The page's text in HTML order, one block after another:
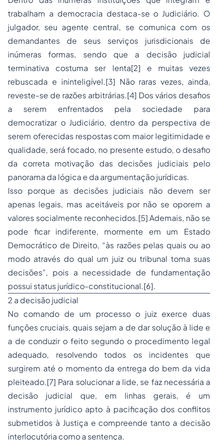
trabalham a democracia destaca-se o Judiciário. O
julgador, seu agente central, se comunica com os
demandantes de seus serviços jurisdicionais de
inúmeras formas, sendo que a decisão judicial
terminativa costuma ser lenta[2] e muitas vezes
rebuscada e ininteligível.[3] Não raras vezes, ainda,
reveste-se de razões arbitrárias.[4] Dos vários desafios
a serem enfrentados pela sociedade para
democratizar o Judiciário, dentro da perspectiva de
serem oferecidas respostas com maior legitimidade e
qualidade, será focado, no presente estudo, o desafio
da correta motivação das decisões judiciais pelo
panorama da lógica e da argumentação jurídicas.
Isso porque as decisões judiciais não devem ser
apenas legais, mas aceitáveis por não se oporem a
valores socialmente reconhecidos.[5] Ademais, não se
pode ficar indiferente, mormente em um Estado
Democrático de Direito, “às razões pelas quais ou ao
modo através do qual um juiz ou tribunal toma suas
decisões”, pois a necessidade de fundamentação
possui status jurídico-constitucional.[6].
2 a decisão judicial
No comando de um processo o juiz exerce duas
funções cruciais, quais sejam a de dar solução à lide e
a de conduzir o feito segundo o procedimento legal
adequado, resolvendo todos os incidentes que
surgirem até o momento da entrega do bem da vida
pleiteado.[7] Para solucionar a lide, se faz necessária a
decisão judicial que, em linhas gerais, é um
instrumento jurídico apto à pacificação dos conflitos
submetidos à Justiça e compreende tanto a decisão
interlocutória como a sentença.